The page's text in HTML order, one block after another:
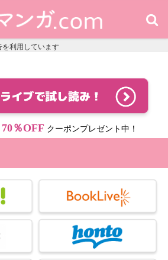
を利用しています
70％OFF クーポンプレゼント中！